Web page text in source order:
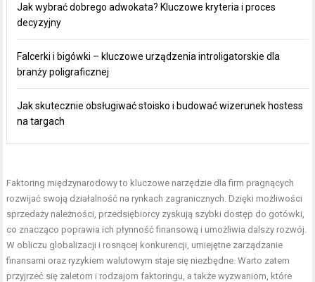
Jak wybrać dobrego adwokata? Kluczowe kryteria i proces
decyzyjny
Falcerki i bigówki – kluczowe urządzenia introligatorskie dla
branży poligraficznej
Jak skutecznie obsługiwać stoisko i budować wizerunek hostess
na targach
Faktoring międzynarodowy to kluczowe narzędzie dla firm pragnących
rozwijać swoją działalność na rynkach zagranicznych. Dzięki możliwości
sprzedaży należności, przedsiębiorcy zyskują szybki dostęp do gotówki,
co znacząco poprawia ich płynność finansową i umożliwia dalszy rozwój.
W obliczu globalizacji i rosnącej konkurencji, umiejętne zarządzanie
finansami oraz ryzykiem walutowym staje się niezbędne. Warto zatem
przyjrzeć się zaletom i rodzajom faktoringu, a także wyzwaniom, które